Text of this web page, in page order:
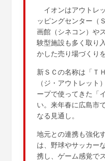
イオンはアウトレ
ッピングセンター（
画館（シネコン）や
験型施設も多く取り
かした売り場づくり
新ＳＣの名称は「Ｔ
（ジ・アウトレット
ープで使ってきた「
い。来年春に広島市
なる見通し。
地元との連携も強化
は、野球やサッカー
携し、ゲーム感覚で